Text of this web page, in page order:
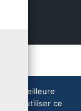
la meilleure
à utiliser ce